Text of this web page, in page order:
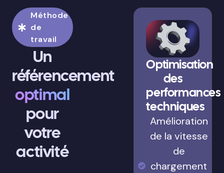
Méthode
de
travail
Un
référencement
optimal
pour
votre
activité
Optimisation
des
performances
techniques
Amélioration
de la vitesse
de
chargement